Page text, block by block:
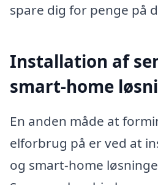
spare dig for penge på
Installation af
smart-home
En anden måde at
elforbrug på er ved at
og smart-home